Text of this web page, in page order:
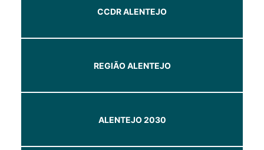
CCDR ALENTEJO
REGIÃO ALENTEJO
ALENTEJO 2030